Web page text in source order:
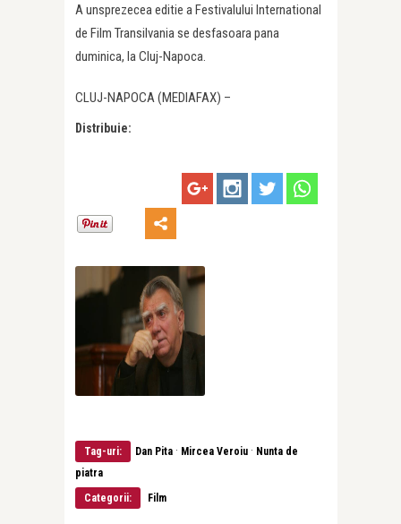
A unsprezecea editie a Festivalului International
de Film Transilvania se desfasoara pana
duminica, la Cluj-Napoca.
CLUJ-NAPOCA (MEDIAFAX) –
Distribuie:
Tag-uri: Dan Pita · Mircea Veroiu · Nunta de
piatra
Categorii:
Film